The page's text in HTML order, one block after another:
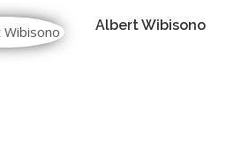
Albert Wibisono